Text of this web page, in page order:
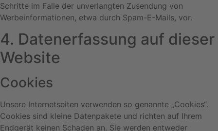
Schritte im Falle der unverlangten Zusendung von
Werbeinformationen, etwa durch Spam-E-Mails, vor.
4. Datenerfassung auf dieser
Website
Cookies
Unsere Internetseiten verwenden so genannte „Cookies“.
Cookies sind kleine Datenpakete und richten auf Ihrem
Endgerät keinen Schaden an. Sie werden entweder